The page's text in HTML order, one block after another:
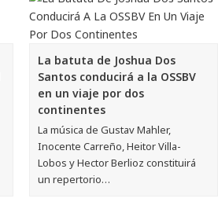
La batuta de Joshua Dos
Santos conducirá a la OSSBV
en un viaje por dos
continentes
La música de Gustav Mahler,
Inocente Carreño, Heitor Villa-
Lobos y Hector Berlioz constituirá
un repertorio…